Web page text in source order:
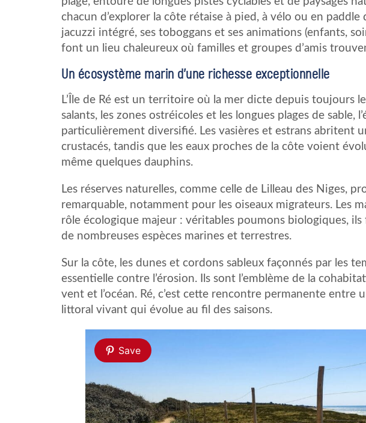
chacun d’explorer la côte rétaise à pied, à vélo ou en paddle
jacuzzi intégré, ses toboggans et ses animations (enfants,
font un lieu chaleureux où familles et groupes d’amis
Un écosystème marin d’une richesse exceptionnelle
L’Île de Ré est un territoire où la mer dicte depuis toujours
salants, les zones ostréicoles et les longues plages de sable,
particulièrement diversifié. Les vasières et estrans abritent
crustacés, tandis que les eaux proches de la côte voient
même quelques dauphins.
Les réserves naturelles, comme celle de Lilleau des Niges,
remarquable, notamment pour les oiseaux migrateurs. Les
rôle écologique majeur : véritables poumons biologiques,
de nombreuses espèces marines et terrestres.
Sur la côte, les dunes et cordons sableux façonnés par les
essentielle contre l’érosion. Ils sont l’emblème de la
vent et l’océan. Ré, c’est cette rencontre permanente
littoral vivant qui évolue au fil des saisons.
Save